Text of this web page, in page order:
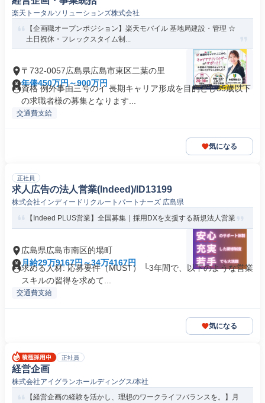
楽天トータルソリューションズ株式会社
【企画職オープンポジション】楽天モバイル 基地局建設・管理 ☆
土日祝休・フレックスタイム制...
〒732-0057広島県広島市東区二葉の里
年俸450万円～900万円
資格 例外事由三号のイ 長期キャリア形成を目的とし35歳以下
の求職者様の募集となります...
交通費支給
気になる
正社員
求人広告の法人営業(Indeed)/ID13199
株式会社インディードリクルートパートナーズ 広島県
【Indeed PLUS営業】全国募集｜採用DXを支援する新規法人営業
広島県広島市南区的場町
月給29万9167円～34万4167円
求める人材: 応募要件（MUST） └3年間で、以下のような営業
スキルの習得を求めて...
交通費支給
気になる
正社員
経営企画
株式会社アイグランホールディングス/本社
【経営企画の経験を活かし、理想のワークライフバランスを。】月